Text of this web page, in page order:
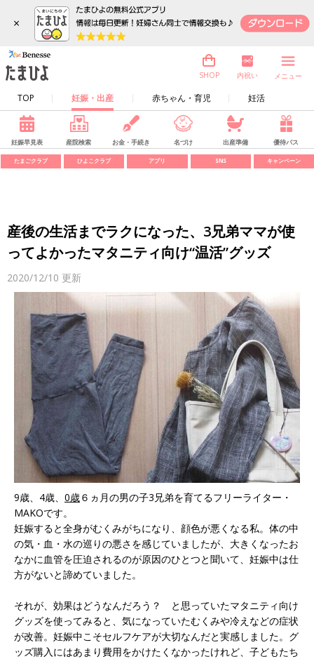
×
TOP 妊娠・出産 赤ちゃん・育児 妊活
SHOP 内祝い メニュー
妊娠早見表 産院検索 お金・手続き 名づけ 出産準備 優待パス
たまごクラブ ひよこクラブ アプリ SNS キャンペーン
産後の生活までラクになった、3兄弟ママが使
ってよかったマタニティ向け“温活”グッズ
2020/12/10 更新
9歳、4歳、 0歳６ヵ月の男の子3兄弟を育てるフリーライター・
MAKOです。
妊娠すると全身がむくみがちになり、顔色が悪くなる私。体の中
の気・血・水の巡りの悪さを感じていましたが、大きくなったお
なかに血管を圧迫されるのが原因のひとつと聞いて、妊娠中は仕
方がないと諦めていました。
それが、効果はどうなんだろう？ と思っていたマタニティ向け
グッズを使ってみると、気になっていたむくみや冷えなどの症状
が改善。妊娠中こそセルフケアが大切なんだと実感しました。グ
ッズ購入にはあまり費用をかけたくなかったけれど、子どもたち